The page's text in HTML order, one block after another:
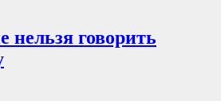
нельзя говорить